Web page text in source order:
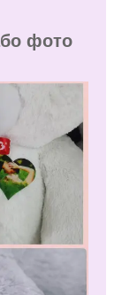
фото